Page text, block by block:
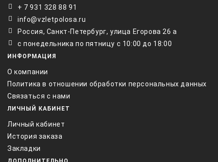
+ 7 931 328 88 91
info@vzletpolosa.ru
Россия, Санкт-Петербург, улица Егорова 26 а
с понедельника по пятницу с 10:00 до 18:00
ИНФОРМАЦИЯ
О компании
Политика в отношении обработки персональных данных
Связаться с нами
ЛИЧНЫЙ КАБИНЕТ
Личный кабинет
История заказа
Закладки